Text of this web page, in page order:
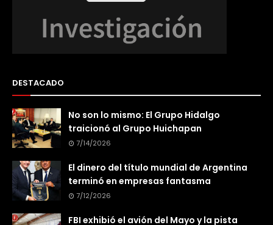
DESTACADO
No son lo mismo: El Grupo Hidalgo
traicionó al Grupo Huichapan
7/14/2026
El dinero del título mundial de Argentina
terminó en empresas fantasma
7/12/2026
FBI exhibió el avión del Mayo y la pista